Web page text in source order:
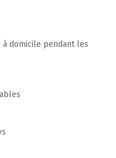
domicile pendant les